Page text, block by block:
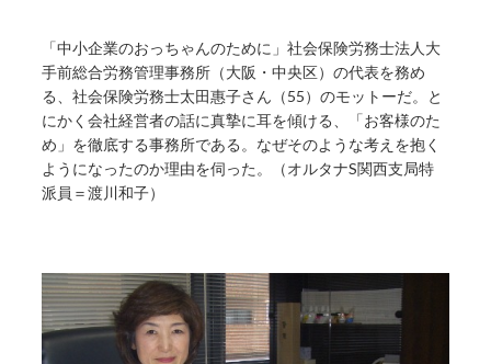
「中小企業のおっちゃんのために」社会保険労務士法人大
手前総合労務管理事務所（大阪・中央区）の代表を務め
る、社会保険労務士太田惠子さん（55）のモットーだ。と
にかく会社経営者の話に真摯に耳を傾ける、「お客様のた
め」を徹底する事務所である。なぜそのような考えを抱く
ようになったのか理由を伺った。（オルタナS関西支局特
派員＝渡川和子）